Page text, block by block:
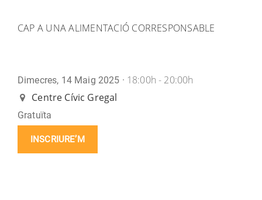
CAP A UNA ALIMENTACIÓ CORRESPONSABLE
Dimecres, 14 Maig 2025 · 18:00h - 20:00h
Centre Cívic Gregal
Gratuïta
INSCRIURE’M